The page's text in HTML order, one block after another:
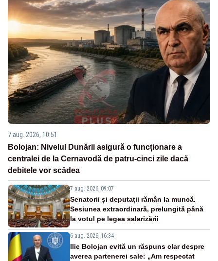
7 aug. 2026, 10:51
Bolojan: Nivelul Dunării asigură o funcționare a
centralei de la Cernavodă de patru-cinci zile dacă
debitele vor scădea
7 aug. 2026, 09:07
Senatorii și deputații rămân la muncă.
Sesiunea extraordinară, prelungită până
la votul pe legea salarizării
6 aug. 2026, 16:34
Ilie Bolojan evită un răspuns clar despre
averea partenerei sale: „Am respectat